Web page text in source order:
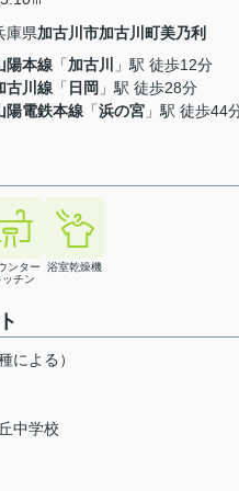
庫県加古川市加古川町美乃利
陽本線 「加古川
」駅 徒歩12分
古川線 「 日岡 」駅 徒歩28分
陽電鉄本線 「浜の宮 」駅 徒歩44
ンター
ッチン
浴室乾燥機
による）
中学校